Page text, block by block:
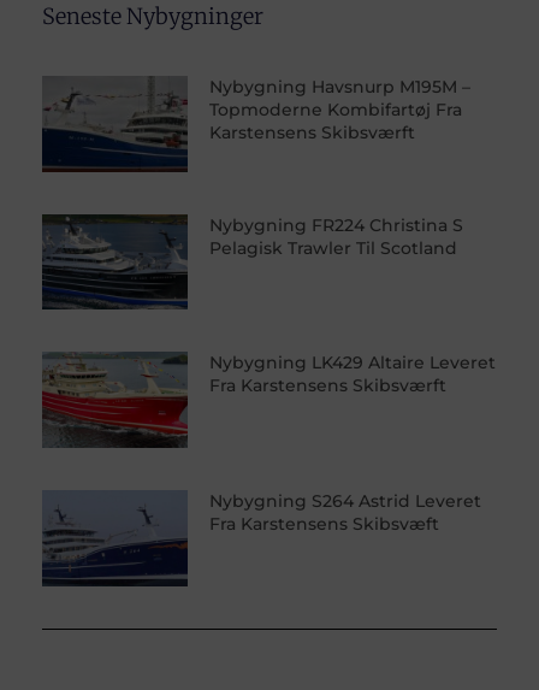
Seneste Nybygninger
Nybygning Havsnurp M195M –
Topmoderne Kombifartøj Fra
Karstensens Skibsværft
Nybygning FR224 Christina S
Pelagisk Trawler Til Scotland
Nybygning LK429 Altaire Leveret
Fra Karstensens Skibsværft
Nybygning S264 Astrid Leveret
Fra Karstensens Skibsvæft